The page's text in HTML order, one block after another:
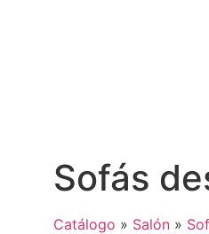
Sofás
Catálogo » Salón »